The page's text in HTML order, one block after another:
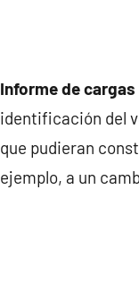
Informe de
identificación del
que pudieran
ejemplo, a un